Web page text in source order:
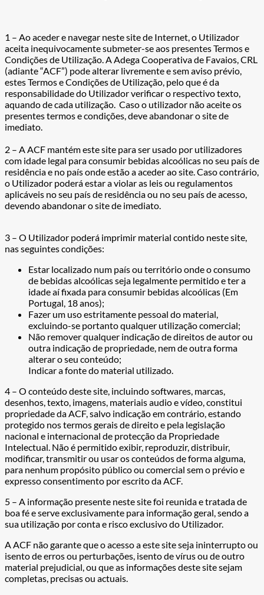
1 – Ao aceder e navegar neste site de Internet, o Utilizador
aceita inequivocamente submeter-se aos presentes Termos e
Condições de Utilização. A Adega Cooperativa de Favaios, CRL
(adiante “ACF”) pode alterar livremente e sem aviso prévio,
estes Termos e Condições de Utilização, pelo que é da
responsabilidade do Utilizador verificar o respectivo texto,
aquando de cada utilização. Caso o utilizador não aceite os
presentes termos e condições, deve abandonar o site de
imediato.
2 – A ACF mantém este site para ser usado por utilizadores
com idade legal para consumir bebidas alcoólicas no seu país de
residência e no país onde estão a aceder ao site. Caso contrário,
o Utilizador poderá estar a violar as leis ou regulamentos
aplicáveis no seu país de residência ou no seu país de acesso,
devendo abandonar o site de imediato.
3 – O Utilizador poderá imprimir material contido neste site,
nas seguintes condições:
Estar localizado num país ou território onde o consumo
de bebidas alcoólicas seja legalmente permitido e ter a
idade aí fixada para consumir bebidas alcoólicas (Em
Portugal, 18 anos);
Fazer um uso estritamente pessoal do material,
excluindo-se portanto qualquer utilização comercial;
Não remover qualquer indicação de direitos de autor ou
outra indicação de propriedade, nem de outra forma
alterar o seu conteúdo;
Indicar a fonte do material utilizado.
4 – O conteúdo deste site, incluindo softwares, marcas,
desenhos, texto, imagens, materiais audio e vídeo, constitui
propriedade da ACF, salvo indicação em contrário, estando
protegido nos termos gerais de direito e pela legislação
nacional e internacional de protecção da Propriedade
Intelectual. Não é permitido exibir, reproduzir, distribuir,
modificar, transmitir ou usar os conteúdos de forma alguma,
para nenhum propósito público ou comercial sem o prévio e
expresso consentimento por escrito da ACF.
5 – A informação presente neste site foi reunida e tratada de
boa fé e serve exclusivamente para informação geral, sendo a
sua utilização por conta e risco exclusivo do Utilizador.
A ACF não garante que o acesso a este site seja ininterrupto ou
isento de erros ou perturbações, isento de vírus ou de outro
material prejudicial, ou que as informações deste site sejam
completas, precisas ou actuais.